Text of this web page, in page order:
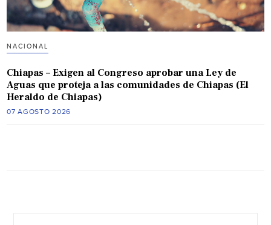
NACIONAL
Chiapas – Exigen al Congreso aprobar una Ley de
Aguas que proteja a las comunidades de Chiapas (El
Heraldo de Chiapas)
07 AGOSTO 2026